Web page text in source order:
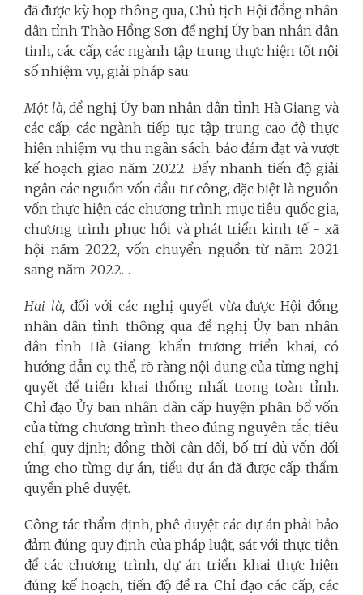
đã được kỳ họp thông qua, Chủ tịch Hội đồng nhân
dân tỉnh Thào Hồng Sơn đề nghị Ủy ban nhân dân
tỉnh, các cấp, các ngành tập trung thực hiện tốt nội
số nhiệm vụ, giải pháp sau:
Một là, đề nghị Ủy ban nhân dân tỉnh Hà Giang và
các cấp, các ngành tiếp tục tập trung cao độ thực
hiện nhiệm vụ thu ngân sách, bảo đảm đạt và vượt
kế hoạch giao năm 2022. Đẩy nhanh tiến độ giải
ngân các nguồn vốn đầu tư công, đặc biệt là nguồn
vốn thực hiện các chương trình mục tiêu quốc gia,
chương trình phục hồi và phát triển kinh tế - xã
hội năm 2022, vốn chuyển nguồn từ năm 2021
sang năm 2022…
Hai là,đối với các nghị quyết vừa được Hội đồng
nhân dân tỉnh thông qua đề nghị Ủy ban nhân
dân tỉnh Hà Giang khẩn trương triển khai, có
hướng dẫn cụ thể, rõ ràng nội dung của từng nghị
quyết để triển khai thống nhất trong toàn tỉnh.
Chỉ đạo Ủy ban nhân dân cấp huyện phân bổ vốn
của từng chương trình theo đúng nguyên tắc, tiêu
chí, quy định; đồng thời cân đối, bố trí đủ vốn đối
ứng cho từng dự án, tiểu dự án đã được cấp thẩm
quyền phê duyệt.
Công tác thẩm định, phê duyệt các dự án phải bảo
đảm đúng quy định của pháp luật, sát với thực tiễn
để các chương trình, dự án triển khai thực hiện
đúng kế hoạch, tiến độ đề ra. Chỉ đạo các cấp, các